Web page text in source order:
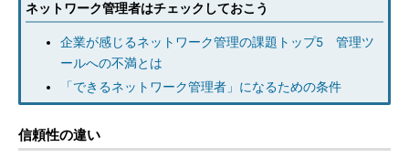
ネットワーク管理者はチェックしておこう
企業が感じるネットワーク管理の課題トップ5 管理ツ
ールへの不満とは
「できるネットワーク管理者」になるための条件
信頼性の違い